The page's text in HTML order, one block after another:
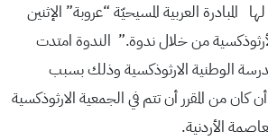
العربية المسيحيّة “عروبة” الإثنين
من خلال ندوة.” الندوة امتدت
الوطنية الارثوذكسية وذلك بسبب
أن كان من المقرر أن تتم في الجمعية الارثوذكسية
الأردنية.